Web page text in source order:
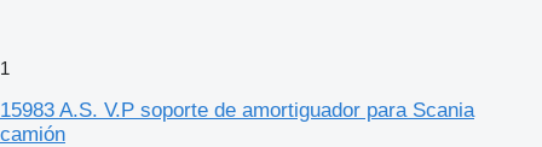
1
15983 A.S. V.P soporte de amortiguador para Scania
camión